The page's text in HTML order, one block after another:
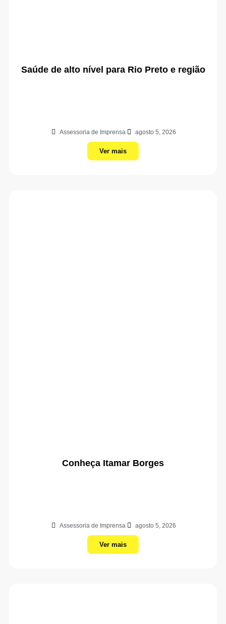
Saúde de alto nível para Rio Preto e região
Assessoria de Imprensa agosto 5, 2026
Ver mais
Conheça Itamar Borges
Assessoria de Imprensa agosto 5, 2026
Ver mais